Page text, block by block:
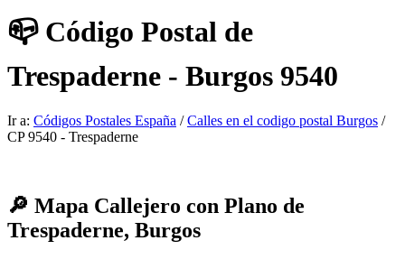
📪 Código Postal de
Trespaderne - Burgos 9540
Ir a: Códigos Postales España /Calles en el codigo postal Burgos /
CP 9540 - Trespaderne
🔎 Mapa Callejero con Plano de
Trespaderne, Burgos